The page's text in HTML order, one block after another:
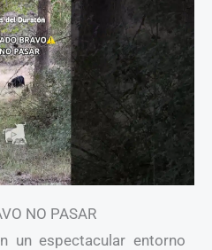
NO PASAR
un espectacular entorno